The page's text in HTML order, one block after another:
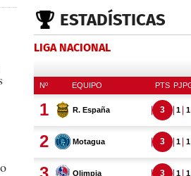
ESTADÍSTICAS
LIGA NACIONAL